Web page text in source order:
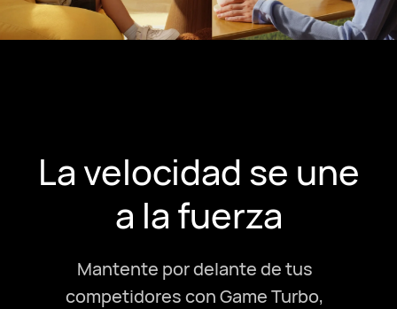
La velocidad se une
a la fuerza
Mantente por delante de tus
competidores con Game Turbo,